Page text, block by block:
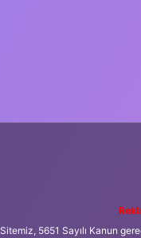
Sitemiz, 5651 Sayılı Kanun